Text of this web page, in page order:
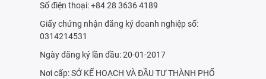
Số điện thoại: +84 28 3636 4189
Giấy chứng nhận đăng ký doanh nghiệp số:
0314214531
Ngày đăng ký lần đầu: 20-01-2017
Nơi cấp: SỞ KẾ HOẠCH VÀ ÐẦU TƯ THÀNH PHỐ